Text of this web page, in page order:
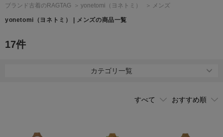
ブランド古着のRAGTAG yonetomi （ヨネトミ） メンズ
yonetomi （ヨネトミ） | メンズの商品一覧
17件
カテゴリ一覧